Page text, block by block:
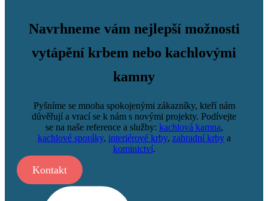
Navrhneme vám nejlepší možnosti
vytápění krbem nebo kachlovými
kamny
Pyšníme se mnoha spokojenými zákazníky, kteří nám
důvěřují a vrací se k nám s novými projekty. Podívejte
se na naše reference a služby: kachlová kamna,
kachlové sporáky, interiérové krby, zahradní krbya
kominictví.
Kontakt